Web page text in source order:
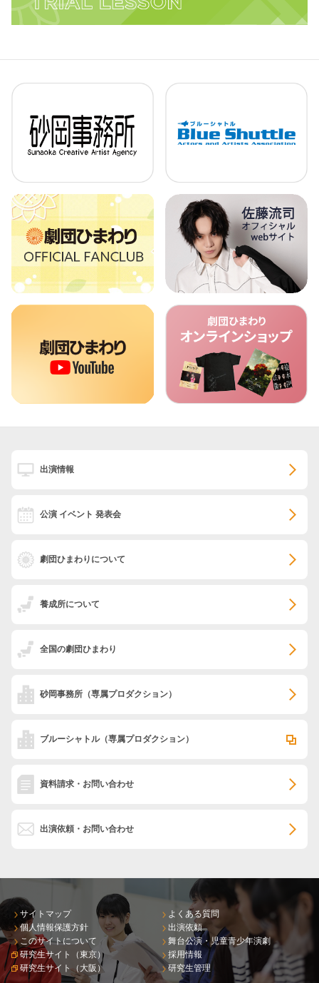
出演情報
公演 イベント 発表会
劇団ひまわりについて
養成所について
全国の劇団ひまわり
砂岡事務所 （専属プロダクション）
ブルーシャトル（専属プロダクション）
資料請求・お問い合わせ
出演依頼・お問い合わせ
サイトマップ
個人情報保護方針
このサイトについて
研究生サイト（東京）
研究生サイト（大阪）
よくある質問
出演依頼
舞台公演・児童青少年演劇
採用情報
研究生管理